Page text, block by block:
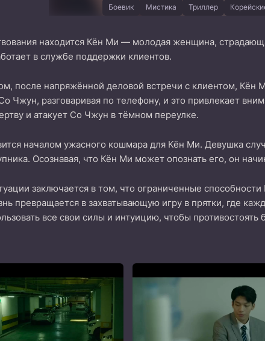
Боевик Мистика Триллер
находится Кён Ми — молодая женщина,
в службе поддержки клиентов.
после напряжённой деловой встречи с клиентом, Кён
Чжун, разговаривая по телефону, и это привлекает
и атакует Со Чжун в тёмном переулке.
началом ужасного кошмара для Кён Ми. Девушка
Осознавая, что Кён Ми может опознать его, он
заключается в том, что ограниченные
превращается в захватывающую игру в прятки, где
все свои силы и интуицию, чтобы